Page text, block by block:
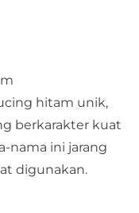
hitam unik,
berkarakter kuat
nama ini jarang
digunakan.